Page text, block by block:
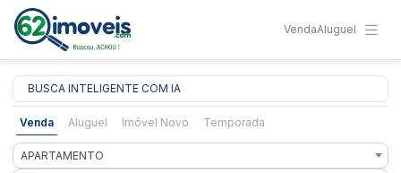
VendaAluguel
BUSCA INTELIGENTE COM IA
Venda Aluguel Imóvel Novo Temporada
APARTAMENTO